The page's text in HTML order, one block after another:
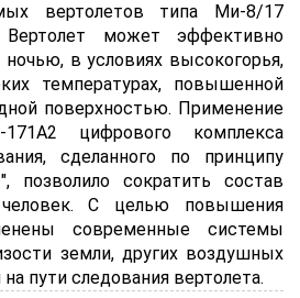
вертолетов типа Ми-8/17
может эффективно
в условиях высокогорья,
температурах, повышенной
поверхностью. Применение
цифрового комплекса
сделанного по принципу
позволило сократить состав
С целью повышения
современные системы
земли, других воздушных
пути следования вертолета.